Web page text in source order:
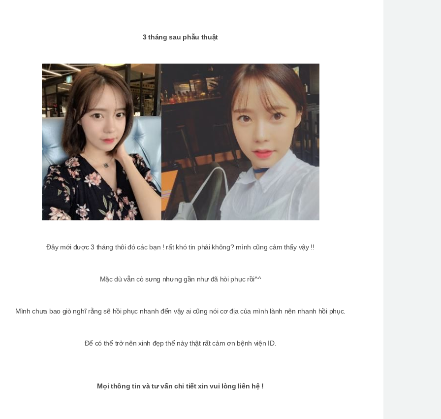
3 tháng sau phẫu thuật
Đây mới được 3 tháng thôi đó các bạn ! rất khó tin phải không? mình cũng cảm thấy vậy !!
Mặc dù vẫn cò sưng nhưng gần như đã hòi phục rồi^^
Mình chưa bao giò nghĩ rằng sẽ hồi phục nhanh đến vậy ai cũng nói cơ địa của mình lành nên nhanh hồi phục.
Để có thể trở nên xinh đẹp thế này thật rất cảm ơn bệnh viện ID.
Mọi thông tin và tư vấn chi tiết xin vui lòng liên hệ !